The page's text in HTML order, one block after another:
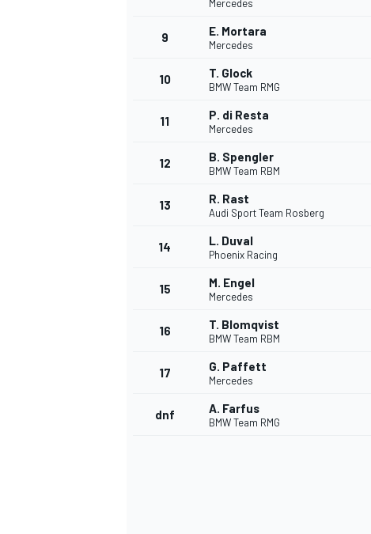
MONOPOSTO
Mercedes
9 E. Mortara
Mercedes
10 T. Glock
BMW Team RMG
11 P. di Resta
Mercedes
12 B. Spengler
BMW Team RBM
13 R. Rast
Audi Sport Team Rosberg
14 L. Duval
Phoenix Racing
15 M. Engel
Mercedes
16 T. Blomqvist
BMW Team RBM
17 G. Paffett
Mercedes
dnf A. Farfus
BMW Team RMG